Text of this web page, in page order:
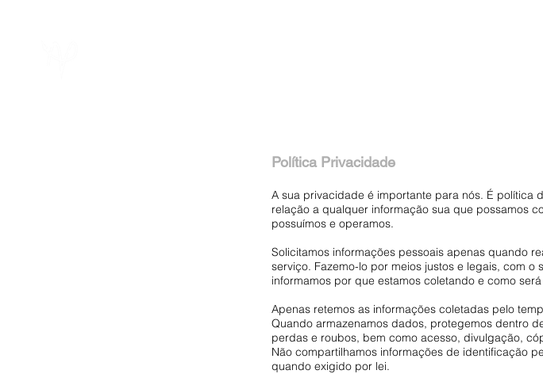
Política Privacidade
A sua privacidade é importante para nós. É política
relação a qualquer informação sua que possamos
possuímos e operamos.
Solicitamos informações pessoais apenas quando
serviço. Fazemo-lo por meios justos e legais, com o
informamos por que estamos coletando e como
Apenas retemos as informações coletadas pelo
Quando armazenamos dados, protegemos dentro
perdas e roubos, bem como acesso, divulgação,
Não compartilhamos informações de identificação
quando exigido por lei.